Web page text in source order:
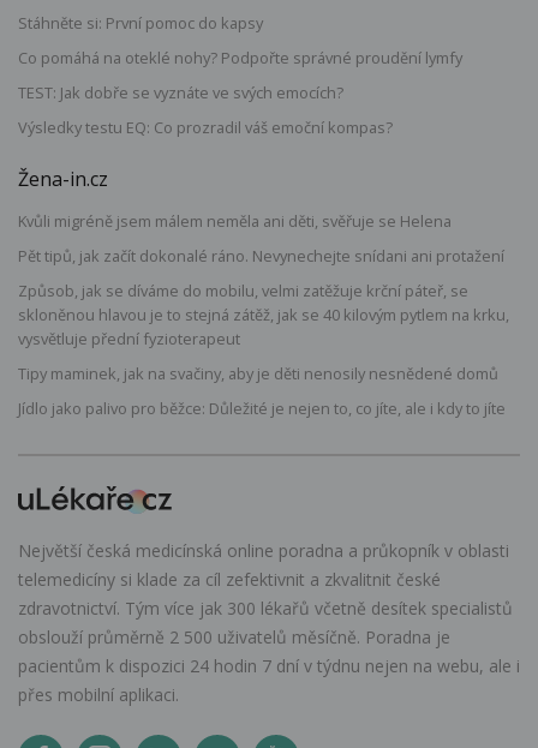
Stáhněte si: První pomoc do kapsy
Co pomáhá na oteklé nohy? Podpořte správné proudění lymfy
TEST: Jak dobře se vyznáte ve svých emocích?
Výsledky testu EQ: Co prozradil váš emoční kompas?
Žena-in.cz
Kvůli migréně jsem málem neměla ani děti, svěřuje se Helena
Pět tipů, jak začít dokonalé ráno. Nevynechejte snídani ani protažení
Způsob, jak se díváme do mobilu, velmi zatěžuje krční páteř, se
skloněnou hlavou je to stejná zátěž, jak se 40 kilovým pytlem na krku,
vysvětluje přední fyzioterapeut
Tipy maminek, jak na svačiny, aby je děti nenosily nesnědené domů
Jídlo jako palivo pro běžce: Důležité je nejen to, co jíte, ale i kdy to jíte
Největší česká medicínská online poradna a průkopník v oblasti
telemedicíny si klade za cíl zefektivnit a zkvalitnit české
zdravotnictví. Tým více jak 300 lékařů včetně desítek specialistů
obslouží průměrně 2 500 uživatelů měsíčně. Poradna je
pacientům k dispozici 24 hodin 7 dní v týdnu nejen na webu, ale i
přes mobilní aplikaci.